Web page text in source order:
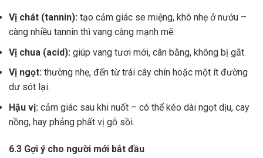
Vị chát (tannin): tạo cảm giác se miệng, khô nhẹ ở nướu –
càng nhiều tannin thì vang càng mạnh mẽ.
Vị chua (acid): giúp vang tươi mới, cân bằng, không bị gắt.
Vị ngọt: thường nhẹ, đến từ trái cây chín hoặc một ít đường
dư sót lại.
Hậu vị: cảm giác sau khi nuốt – có thể kéo dài ngọt dịu, cay
nồng, hay phảng phất vị gỗ sồi.
6.3 Gợi ý cho người mới bắt đầu